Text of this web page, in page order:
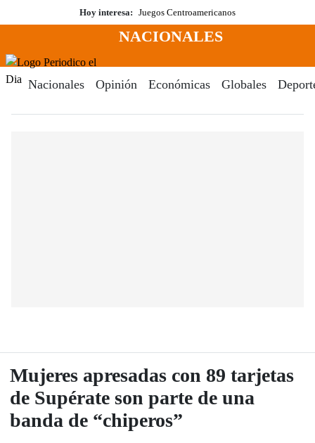
al
Hoy interesa: Juegos Centroamericanos
Menú
NACIONALES
Nacionales Opinión Económicas Globales
Mujeres apresadas con 89 tarjetas
de Supérate son parte de una
banda de “chiperos”